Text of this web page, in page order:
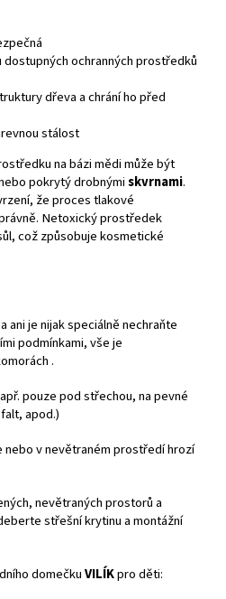
ochranných prostředků
dřeva a chrání ho před
stálost
na bázi mědi může být
pokrytý drobnýmiskvrnami.
že proces tlakové
Netoxický prostředek
což způsobuje kosmetické
ani je nijak speciálně nechraňte
podmínkami, vše je
.
pouze pod střechou, na pevné
apod.)
nebo v nevětraném prostředí hrozí
nevětraných prostorů a
střešní krytinu a montážní
domečkuVILÍKpro děti: